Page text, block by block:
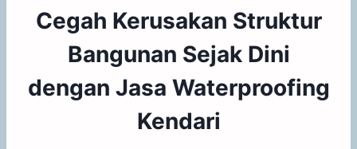
Cegah Kerusakan Struktur
Bangunan Sejak Dini
dengan Jasa Waterproofing
Kendari